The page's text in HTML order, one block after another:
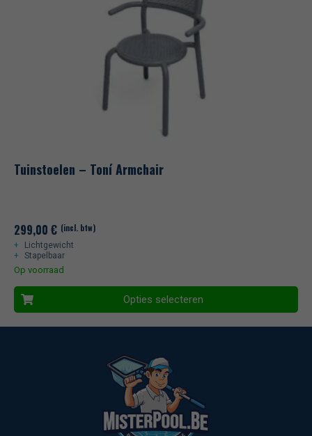
Tuinstoelen – Toní Armchair
299,00 € (incl. btw)
Lichtgewicht
Stapelbaar
Op voorraad
Opties selecteren